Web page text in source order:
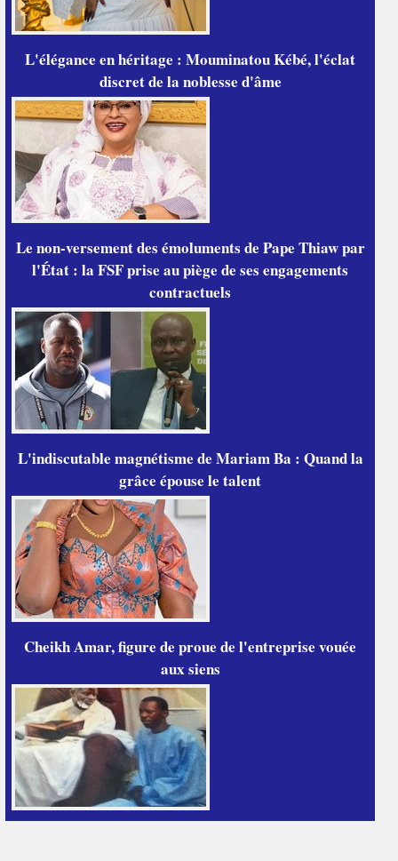
L'élégance en héritage : Mouminatou Kébé, l'éclat
discret de la noblesse d'âme
Le non-versement des émoluments de Pape Thiaw par
l'État : la FSF prise au piège de ses engagements
contractuels
L'indiscutable magnétisme de Mariam Ba : Quand la
grâce épouse le talent
Cheikh Amar, figure de proue de l'entreprise vouée
aux siens